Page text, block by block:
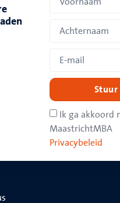
Ik ga akkoord
MaastrichtMBA
Privacybeleid
Stuur